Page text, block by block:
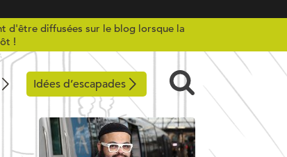
d'être diffusées sur le blog lorsque la
!
Idées d’escapades